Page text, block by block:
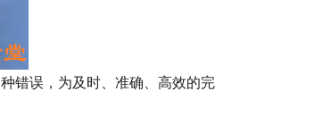
错误，为及时、准确、高效的完